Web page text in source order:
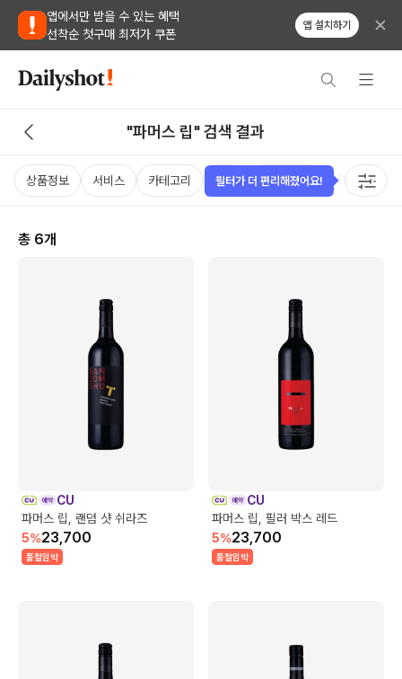
앱에서만 받을 수 있는 혜택
선착순 첫구매 최저가 쿠폰
앱 설치하기
"파머스 립" 검색 결과
상품정보 서비스 카테고리 가격 비비노점수 국가 용량
총 6개
CU
파머스 립, 랜덤 샷 쉬라즈
5%23,700
품절임박
CU
파머스 립, 필러 박스 레드
5%23,700
품절임박
필터가 더 편리해졌어요!